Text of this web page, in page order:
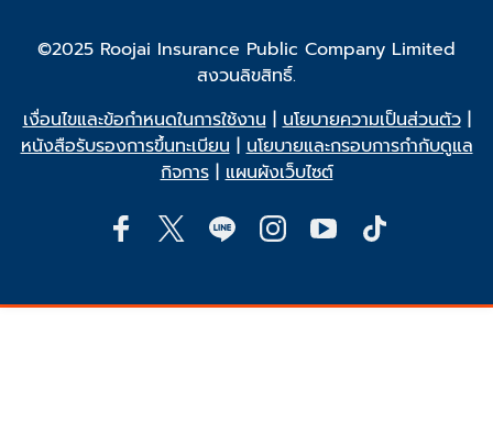
©2025 Roojai Insurance Public Company Limited
สงวนลิขสิทธิ์.
เงื่อนไขและข้อกำหนดในการใช้งาน|นโยบายความเป็นส่วนตัว|
หนังสือรับรองการขึ้นทะเบียน|นโยบายและกรอบการกำกับดูแล
กิจการ|แผนผังเว็บไซต์